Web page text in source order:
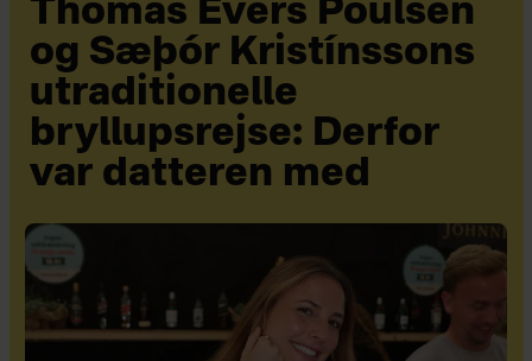
Thomas Evers Poulsen
og Sæþór Kristínssons
utraditionelle
bryllupsrejse: Derfor
var datteren med